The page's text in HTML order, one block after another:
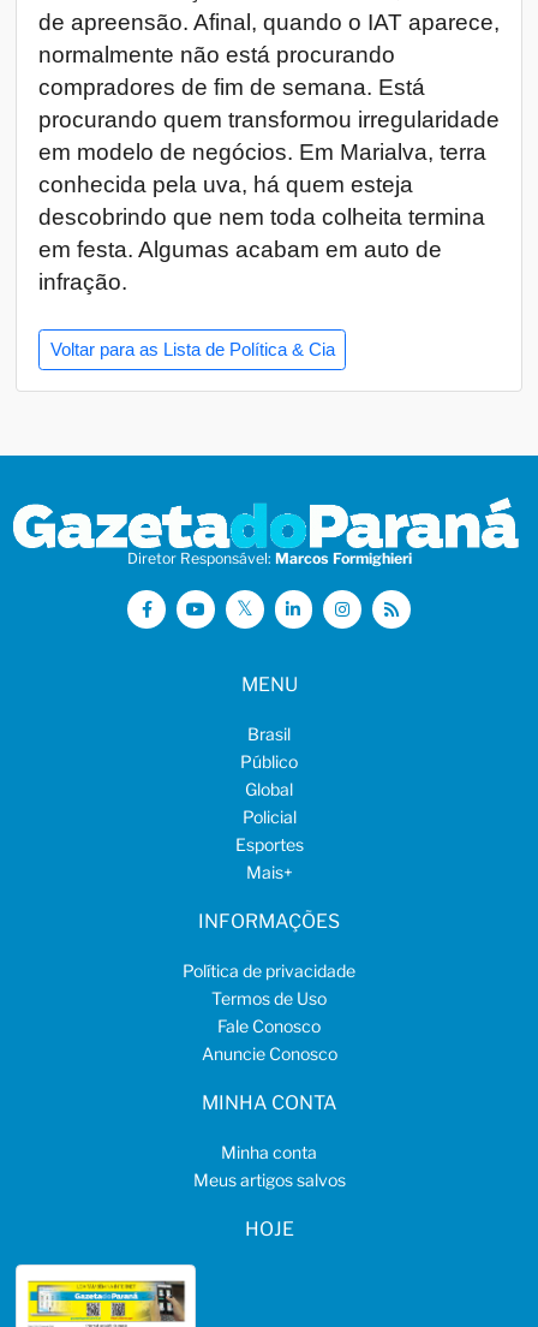
de apreensão. Afinal, quando o IAT aparece,
normalmente não está procurando
compradores de fim de semana. Está
procurando quem transformou irregularidade
em modelo de negócios. Em Marialva, terra
conhecida pela uva, há quem esteja
descobrindo que nem toda colheita termina
em festa. Algumas acabam em auto de
infração.
Voltar para as Lista de Política & Cia
Diretor Responsável: Marcos Formighieri
MENU
Brasil
Público
Global
Policial
Esportes
Mais+
INFORMAÇÕES
Política de privacidade
Termos de Uso
Fale Conosco
Anuncie Conosco
MINHA CONTA
Minha conta
Meus artigos salvos
HOJE